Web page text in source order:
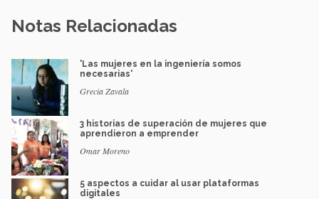
Notas Relacionadas
'Las mujeres en la ingeniería somos
necesarias'
Grecia Zavala
3 historias de superación de mujeres que
aprendieron a emprender
Omar Moreno
5 aspectos a cuidar al usar plataformas
digitales